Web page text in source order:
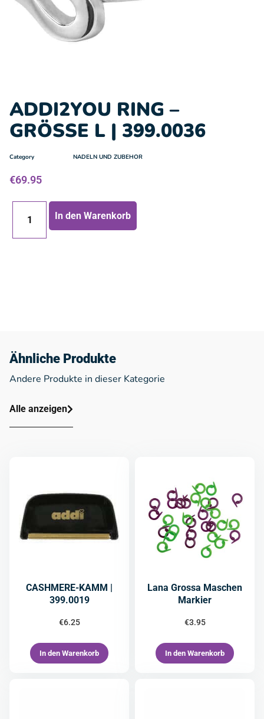
ADDI2YOU RING –
GRÖSSE L | 399.0036
Category NADELN UND ZUBEHOR
€69.95
In den Warenkorb
Ähnliche Produkte
Andere Produkte in dieser Kategorie
Alle anzeigen
CASHMERE-KAMM |
399.0019
€6.25
In den Warenkorb
Lana Grossa Maschen
Markier
€3.95
In den Warenkorb